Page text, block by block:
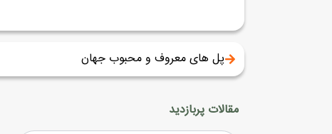
پل های معروف و محبوب جهان
مقالات پربازدید